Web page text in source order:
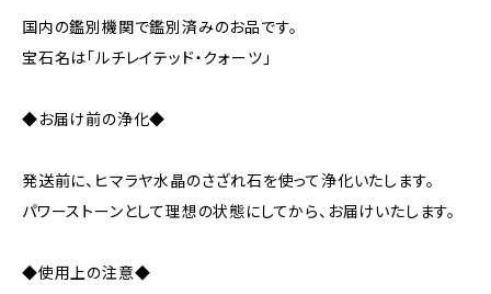
国内の鑑別機関で鑑別済みのお品です。
宝石名は「ルチレイテッド・クォーツ」
◆お届け前の浄化◆
発送前に、ヒマラヤ水晶のさざれ石を使って浄化いたします。
パワーストーンとして理想の状態にしてから、お届けいたします。
◆使用上の注意◆